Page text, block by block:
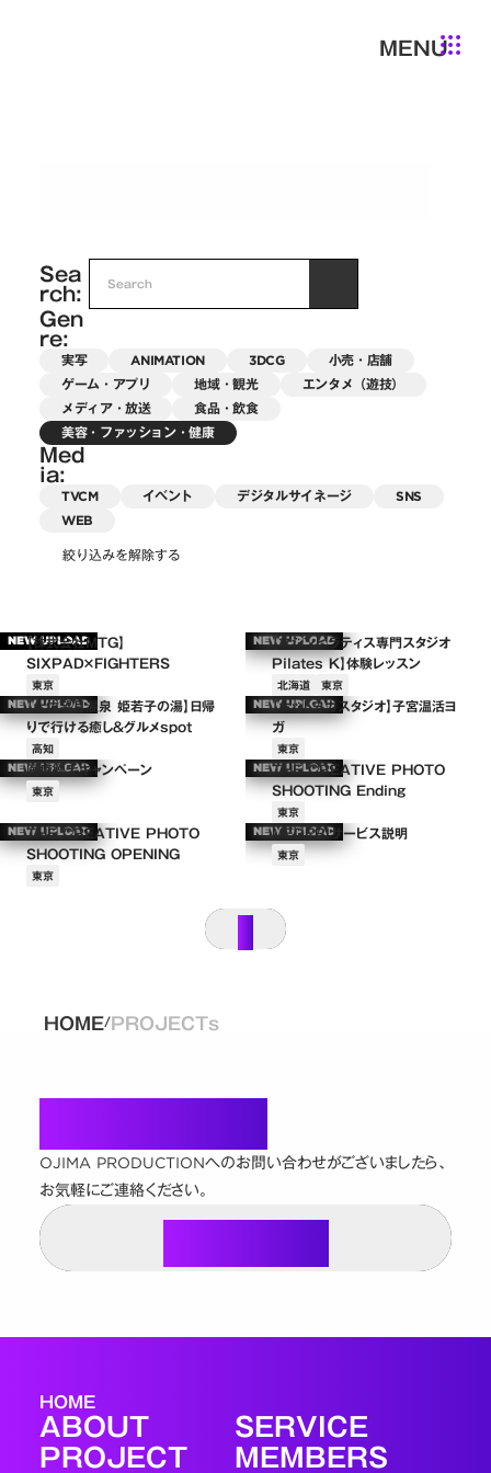
MENU
Sea
rch:
Gen
re:
実写 ANIMATION 3DCG
小売・店舗
ゲーム・アプリ
地域・観光
エンタメ（遊技）
メディア・放送
食品・飲食
美容・ファッション・健康
Med
ia:
TVCM イベント デジタルサイネージ
SNS
WEB
絞り込みを解除する
NEW UPLOAD
【株式会社MTG】
SIXPAD×FIGHTERS
東京
NEW UPLOAD
【マシンピラティス専門スタジオ
Pilates K】体験レッスン
北海道 東京
NEW UPLOAD
【土佐望月温泉 姫若子の湯】日帰
りで行ける癒し＆グルメspot
高知
NEW UPLOAD
【ホットヨガスタジオ】子宮温活ヨ
ガ
東京
NEW UPLOAD
医療脱毛キャンペーン
東京
NEW UPLOAD
THE CREATIVE PHOTO
SHOOTING Ending
東京
NEW UPLOAD
THE CREATIVE PHOTO
SHOOTING OPENING
東京
NEW UPLOAD
MEDERIサービス説明
東京
HOME/PROJECTs
Contact
OJIMA PRODUCTIONへのお問い合わせがございましたら、
お気軽にご連絡ください。
HOME
ABOUT SERVICE
PROJECT MEMBERS